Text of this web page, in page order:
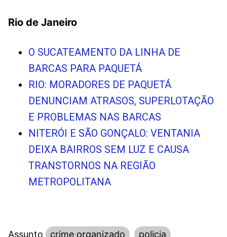
Rio de Janeiro
O SUCATEAMENTO DA LINHA DE
BARCAS PARA PAQUETÁ
RIO: MORADORES DE PAQUETÁ
DENUNCIAM ATRASOS, SUPERLOTAÇÃO
E PROBLEMAS NAS BARCAS
NITERÓI E SÃO GONÇALO: VENTANIA
DEIXA BAIRROS SEM LUZ E CAUSA
TRANSTORNOS NA REGIÃO
METROPOLITANA
Assunto crime organizado
policia